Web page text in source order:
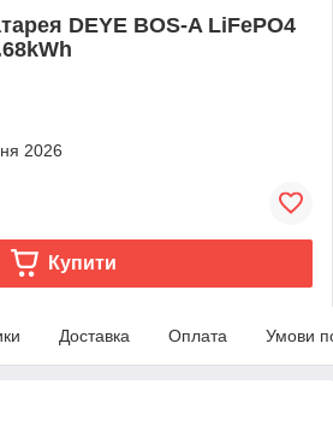
DEYE BOS-A LiFePO4
2026
Купити
Доставка Оплата Умови